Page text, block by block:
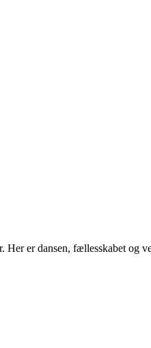
er dansen, fællesskabet og